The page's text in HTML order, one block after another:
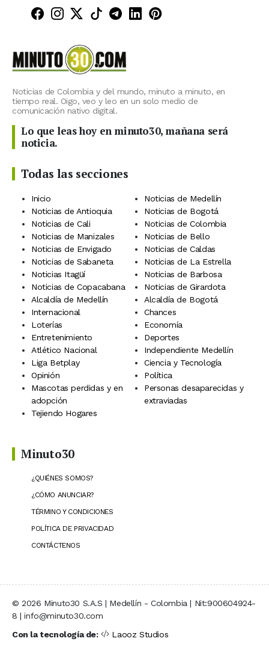
Minuto30 en Facebook
Minuto30 en Instagram
Minuto30 en X (Twitter)
Minuto30 en TikTok
Canal de Minuto30 en
Minuto30 en LinkedIn
Minuto30 en
Noticias de Colombia y del mundo, minuto a minuto, en
tiempo real. Oigo, veo y leo en un solo medio de
comunicación nativo digital.
Lo que leas hoy en minuto30, mañana será
noticia.
Todas las secciones
Inicio
Noticias de Medellín
Noticias de Antioquia
Noticias de Bogotá
Noticias de Cali
Noticias de Colombia
Noticias de Manizales
Noticias de Bello
Noticias de Envigado
Noticias de Caldas
Noticias de Sabaneta
Noticias de La Estrella
Noticias Itagüí
Noticias de Barbosa
Noticias de Copacabana
Noticias de Girardota
Alcaldía de Medellín
Alcaldía de Bogotá
Internacional
Chances
Loterías
Economía
Entretenimiento
Deportes
Atlético Nacional
Independiente Medellín
Liga Betplay
Ciencia y Tecnología
Opinión
Política
Mascotas perdidas y en
adopción
Personas desaparecidas y
extraviadas
Tejiendo Hogares
Minuto30
¿QUIÉNES SOMOS?
¿CÓMO ANUNCIAR?
TÉRMINO Y CONDICIONES
POLÍTICA DE PRIVACIDAD
CONTÁCTENOS
© 2026 Minuto30 S.A.S | Medellín - Colombia | Nit:900604924-
8 | info@minuto30.com
Con la tecnología de:
Laooz Studios